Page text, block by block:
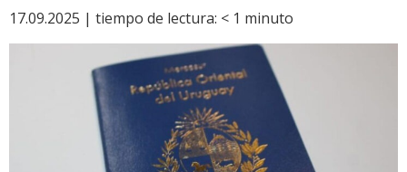
17.09.2025 | tiempo de lectura: < 1 minuto